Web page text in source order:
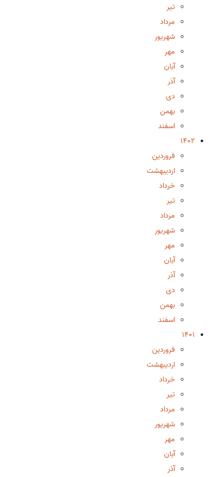
تیر
مرداد
شهریور
مهر
آبان
آذر
دی
بهمن
اسفند
1402
فروردین
اردیبهشت
خرداد
تیر
مرداد
شهریور
مهر
آبان
آذر
دی
بهمن
اسفند
1401
فروردین
اردیبهشت
خرداد
تیر
مرداد
شهریور
مهر
آبان
آذر